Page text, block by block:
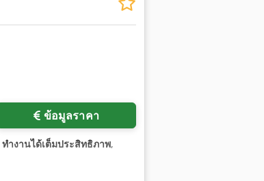
ข้อมูลราคา
ทำงานได้เต็มประสิทธิภาพ,